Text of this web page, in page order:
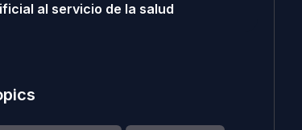
al servicio de la salud